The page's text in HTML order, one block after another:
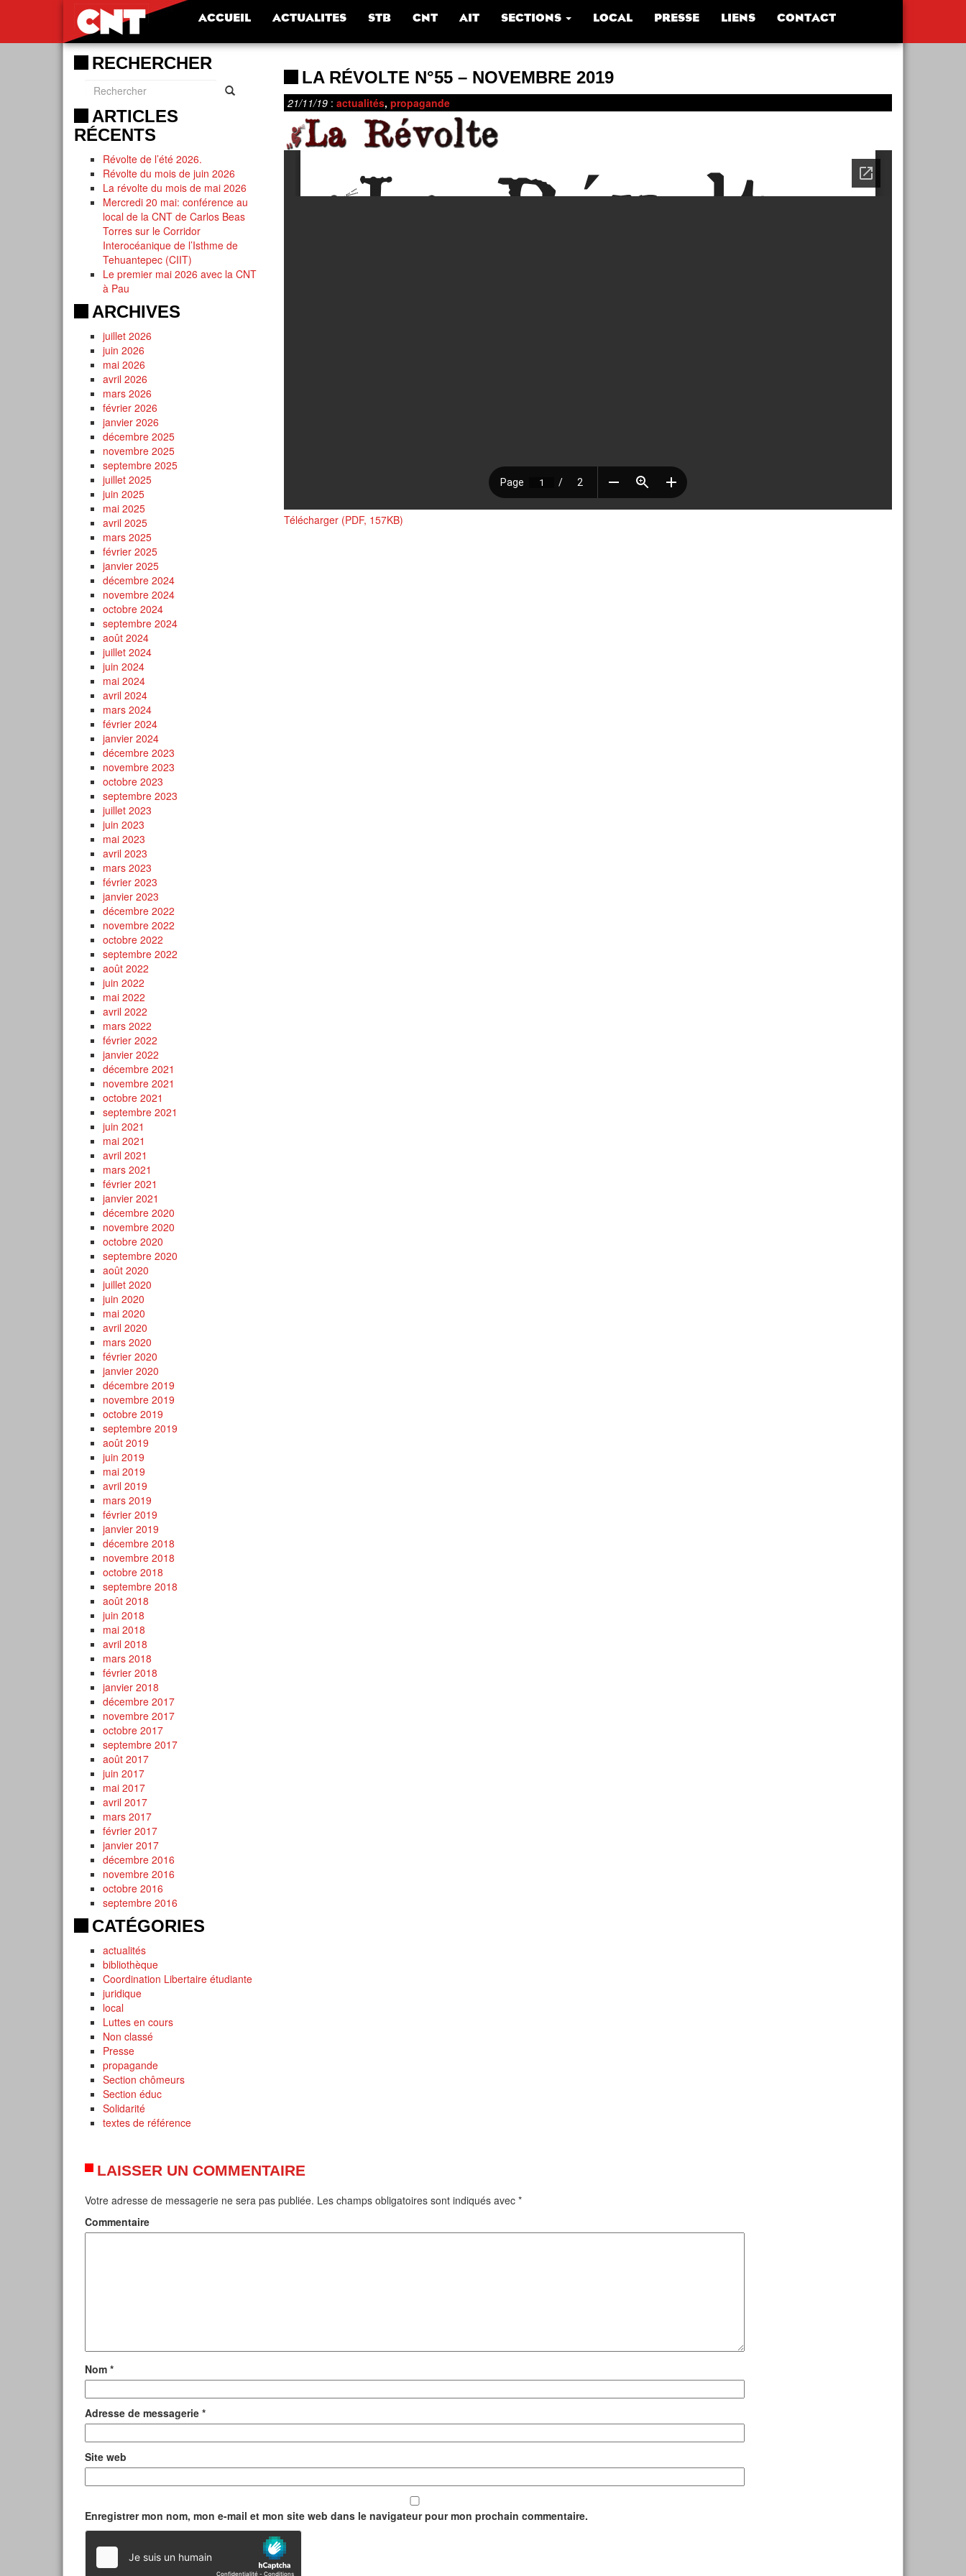
ACCUEIL ACTUALITES STB CNT AIT SECTIONS LOCAL PRESSE LIENS CONTACT
RECHERCHER
ARTICLES
RÉCENTS
Révolte de l’été 2026.
Révolte du mois de juin 2026
La révolte du mois de mai 2026
Mercredi 20 mai: conférence au
local de la CNT de Carlos Beas
Torres sur le Corridor
Interocéanique de l’Isthme de
Tehuantepec (CIIT)
Le premier mai 2026 avec la CNT
à Pau
ARCHIVES
juillet 2026
juin 2026
mai 2026
avril 2026
mars 2026
février 2026
janvier 2026
décembre 2025
novembre 2025
septembre 2025
juillet 2025
juin 2025
mai 2025
avril 2025
mars 2025
février 2025
janvier 2025
décembre 2024
novembre 2024
octobre 2024
septembre 2024
août 2024
juillet 2024
juin 2024
mai 2024
avril 2024
mars 2024
février 2024
janvier 2024
décembre 2023
novembre 2023
octobre 2023
septembre 2023
juillet 2023
juin 2023
mai 2023
avril 2023
mars 2023
février 2023
janvier 2023
décembre 2022
novembre 2022
octobre 2022
septembre 2022
août 2022
juin 2022
mai 2022
avril 2022
mars 2022
février 2022
janvier 2022
décembre 2021
novembre 2021
octobre 2021
septembre 2021
juin 2021
mai 2021
avril 2021
mars 2021
février 2021
janvier 2021
décembre 2020
novembre 2020
octobre 2020
septembre 2020
août 2020
juillet 2020
juin 2020
mai 2020
avril 2020
mars 2020
février 2020
janvier 2020
décembre 2019
novembre 2019
octobre 2019
septembre 2019
août 2019
juin 2019
mai 2019
avril 2019
mars 2019
février 2019
janvier 2019
décembre 2018
novembre 2018
octobre 2018
septembre 2018
août 2018
juin 2018
mai 2018
avril 2018
mars 2018
février 2018
janvier 2018
décembre 2017
novembre 2017
octobre 2017
septembre 2017
août 2017
juin 2017
mai 2017
avril 2017
mars 2017
février 2017
janvier 2017
décembre 2016
novembre 2016
octobre 2016
septembre 2016
CATÉGORIES
actualités
bibliothèque
Coordination Libertaire étudiante
juridique
local
Luttes en cours
Non classé
Presse
propagande
Section chômeurs
Section éduc
Solidarité
textes de référence
LA RÉVOLTE N°55 – NOVEMBRE 2019
21/11/19 : actualités, propagande
Télécharger (PDF, 157KB)
LAISSER UN COMMENTAIRE
Votre adresse de messagerie ne sera pas publiée. Les champs obligatoires sont indiqués avec *
Commentaire
Nom *
Adresse de messagerie *
Site web
Enregistrer mon nom, mon e-mail et mon site web dans le navigateur pour mon prochain commentaire.